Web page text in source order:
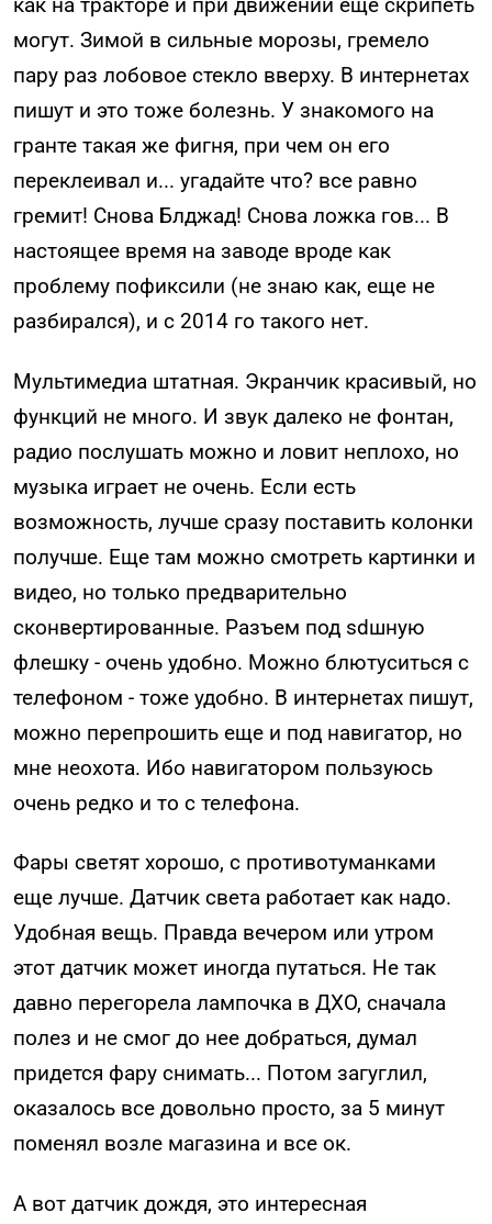
могут. Зимой в сильные морозы, гремело
пару раз лобовое стекло вверху. В интернетах
пишут и это тоже болезнь. У знакомого на
гранте такая же фигня, при чем он его
переклеивал и... угадайте что? все равно
гремит! Снова Блджад! Снова ложка гов... В
настоящее время на заводе вроде как
проблему пофиксили (не знаю как, еще не
разбирался), и с 2014 го такого нет.
Мультимедиа штатная. Экранчик красивый, но
функций не много. И звук далеко не фонтан,
радио послушать можно и ловит неплохо, но
музыка играет не очень. Если есть
возможность, лучше сразу поставить колонки
получше. Еще там можно смотреть картинки и
видео, но только предварительно
сконвертированные. Разъем под sdшную
флешку - очень удобно. Можно блютуситься с
телефоном - тоже удобно. В интернетах пишут,
можно перепрошить еще и под навигатор, но
мне неохота. Ибо навигатором пользуюсь
очень редко и то с телефона.
Фары светят хорошо, с противотуманками
еще лучше. Датчик света работает как надо.
Удобная вещь. Правда вечером или утром
этот датчик может иногда путаться. Не так
давно перегорела лампочка в ДХО, сначала
полез и не смог до нее добраться, думал
придется фару снимать... Потом загуглил,
оказалось все довольно просто, за 5 минут
поменял возле магазина и все ок.
А вот датчик дождя, это интересная